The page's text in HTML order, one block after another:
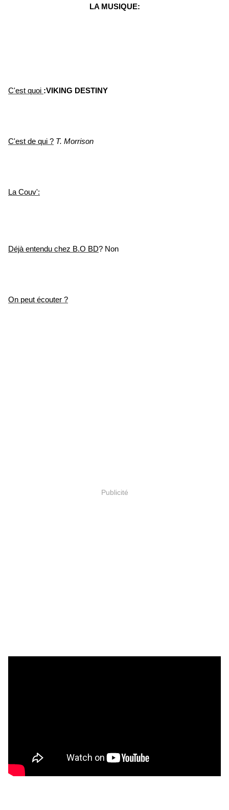
LA MUSIQUE:
C'est quoi :VIKING DESTINY
C'est de qui ? T. Morrison
La Couv':
Déjà entendu chez B.O BD? Non
On peut écouter ?
Publicité